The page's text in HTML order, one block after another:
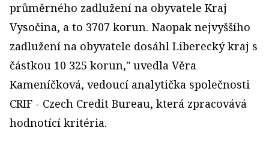
průměrného zadlužení na obyvatele Kraj
Vysočina, a to 3707 korun. Naopak nejvyššího
zadlužení na obyvatele dosáhl Liberecký kraj s
částkou 10 325 korun," uvedla Věra
Kameníčková, vedoucí analytička společnosti
CRIF - Czech Credit Bureau, která zpracovává
hodnotící kritéria.